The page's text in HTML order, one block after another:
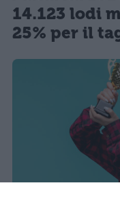
14.123 lodi
25% per il